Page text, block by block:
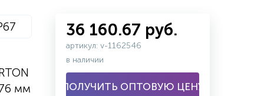
мм
36 160.67 руб.
артикул: v-1162546
в наличии
ПОЛУЧИТЬ ОПТОВУЮ ЦЕНУ